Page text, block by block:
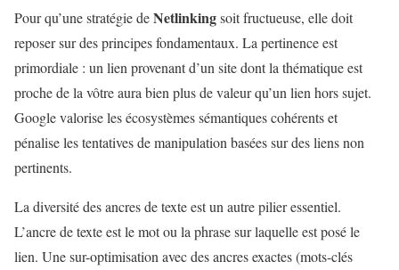
Pour qu’une stratégie deNetlinkingsoit fructueuse, elle doit
reposer sur des principes fondamentaux. La pertinence est
primordiale : un lien provenant d’un site dont la thématique est
proche de la vôtre aura bien plus de valeur qu’un lien hors sujet.
Google valorise les écosystèmes sémantiques cohérents et
pénalise les tentatives de manipulation basées sur des liens non
pertinents.
La diversité des ancres de texte est un autre pilier essentiel.
L’ancre de texte est le mot ou la phrase sur laquelle est posé le
lien. Une sur-optimisation avec des ancres exactes (mots-clés